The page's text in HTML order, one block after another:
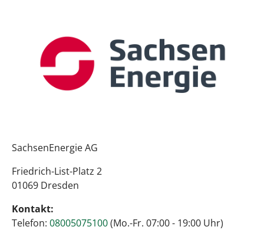
SachsenEnergie AG
Friedrich-List-Platz 2
01069 Dresden
Kontakt:
Telefon: 08005075100(Mo.-Fr. 07:00 - 19:00 Uhr)